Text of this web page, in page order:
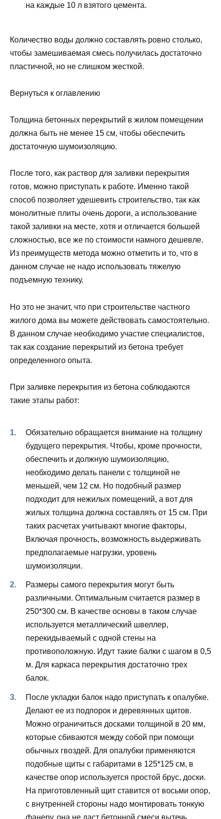
на каждые 10 л взятого цемента.
Количество воды должно составлять ровно столько,
чтобы замешиваемая смесь получилась достаточно
пластичной, но не слишком жесткой.
Вернуться к оглавлению
Толщина бетонных перекрытий в жилом помещении
должна быть не менее 15 см, чтобы обеспечить
достаточную шумоизоляцию.
После того, как раствор для заливки перекрытия
готов, можно приступать к работе. Именно такой
способ позволяет удешевить строительство, так как
монолитные плиты очень дороги, а использование
такой заливки на месте, хотя и отличается большей
сложностью, все же по стоимости намного дешевле.
Из преимуществ метода можно отметить и то, что в
данном случае не надо использовать тяжелую
подъемную технику.
Но это не значит, что при строительстве частного
жилого дома вы можете действовать самостоятельно.
В данном случае необходимо участие специалистов,
так как создание перекрытий из бетона требует
определенного опыта.
При заливке перекрытия из бетона соблюдаются
такие этапы работ:
Обязательно обращается внимание на толщину
будущего перекрытия. Чтобы, кроме прочности,
обеспечить и должную шумоизоляцию,
необходимо делать панели с толщиной не
меньшей, чем 12 см. Но подобный размер
подходит для нежилых помещений, а вот для
жилых толщина должна составлять от 15 см. При
таких расчетах учитывают многие факторы,
Включая прочность, возможность выдерживать
предполагаемые нагрузки, уровень
шумоизоляции.
Размеры самого перекрытия могут быть
различными. Оптимальным считается размер в
250*300 см. В качестве основы в таком случае
используется металлический швеллер,
перекидываемый с одной стены на
противоположную. Идут такие балки с шагом в 0,5
м. Для каркаса перекрытия достаточно трех
балок.
После укладки балок надо приступать к опалубке.
Делают ее из подпорок и деревянных щитов.
Можно ограничиться досками толщиной в 20 мм,
которые сбиваются между собой при помощи
обычных гвоздей. Для опалубки применяются
подобные щиты с габаритами в 125*125 см, в
качестве опор используется простой брус, доски.
На приготовленный щит ставится от восьми опор,
с внутренней стороны надо монтировать тонкую
фанеру, она не даст бетонной смеси вытечь.